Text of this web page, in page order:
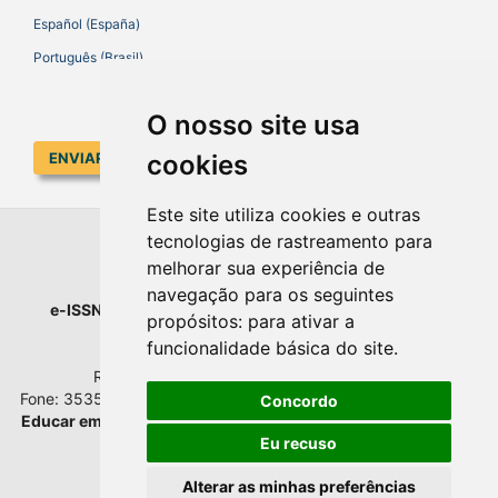
O nosso site usa
cookies
Este site utiliza cookies e outras
tecnologias de rastreamento para
melhorar sua experiência de
navegação para os seguintes
propósitos: para ativar a
funcionalidade básica do site.
Concordo
Eu recuso
Alterar as minhas preferências
Español (España)
Português (Brasil)
ENVIAR SUBMISSÃO
EDUCAR EM REVISTA
e-ISSN : 1984-0411 | Prefixo DOI : 10.1590 |
Universidade Federal do Paraná
Setor de Educação - Campus Rebouças
Rua Rockefeller, nº 57, 2.º andar - Sala 202
Fone: 3535-6207 | Bairro: Rebouças | Curitiba - Paraná - Brasil
Educar em Revistaesta licenciada comCreative Commons BY
Atribuição 4.0 Internacional.